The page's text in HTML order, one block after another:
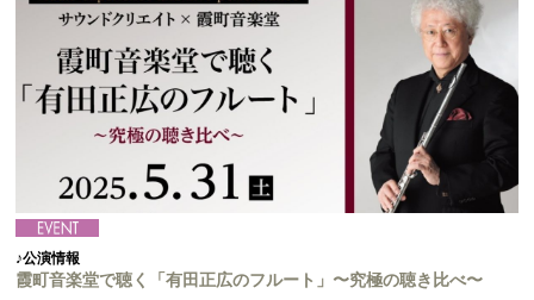
♪公演情報
霞町音楽堂で聴く「有田正広のフルート」〜究極の聴き比べ〜